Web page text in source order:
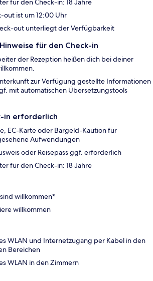
für den Check-in: 18 Jahre
out ist um 12:00 Uhr
out unterliegt der Verfügbarkeit
für den Check-in
der Rezeption heißen dich bei deiner
zur Verfügung gestellte Informationen
mit automatischen Übersetzungstools
in erforderlich
EC-Karte oder Bargeld-Kaution für
Aufwendungen
oder Reisepass ggf. erforderlich
für den Check-in: 18 Jahre
willkommen*
willkommen
WLAN und Internetzugang per Kabel in den
Bereichen
WLAN in den Zimmern